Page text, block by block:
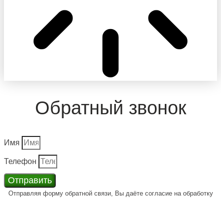
Обратный звонок
Имя
Телефон
Отправить
Отправляя форму обратной связи, Вы даёте согласие на обработку